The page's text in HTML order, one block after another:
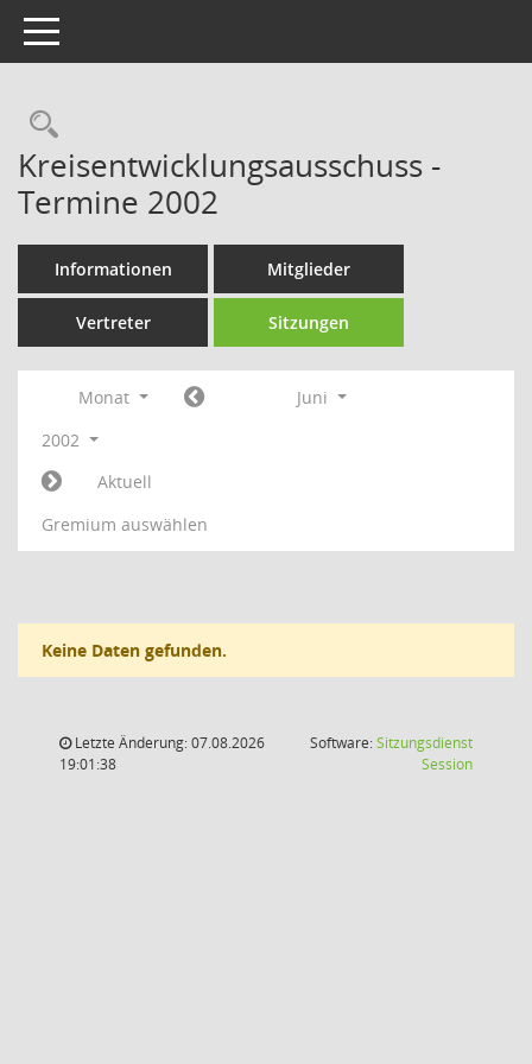
Toggle navigation
Rechercheauswahl
Kreisentwicklungsausschuss -
Termine 2002
Informationen Mitglieder
Vertreter Sitzungen
Monat
Juni
2002
Aktuell
Gremium auswählen
Keine Daten gefunden.
Letzte Änderung: 07.08.2026
19:01:38
Software:Sitzungsdienst
Session(Wird in